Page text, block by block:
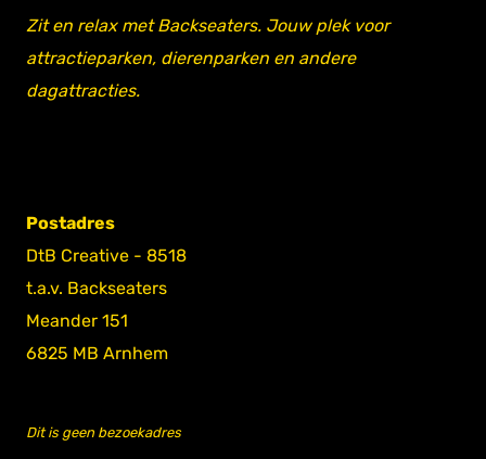
Zit en relax met Backseaters. Jouw plek voor
attractieparken, dierenparken en andere
dagattracties.
Postadres
DtB Creative - 8518
t.a.v. Backseaters
Meander 151
6825 MB Arnhem
Dit is geen bezoekadres